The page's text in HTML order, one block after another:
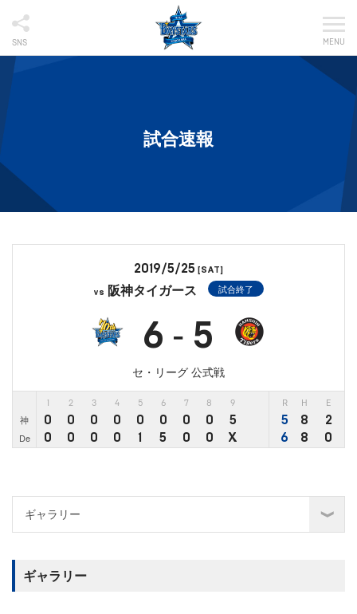
SNS MENU
試合速報
2019/5/25 [SAT]
vs 阪神タイガース 試合終了
6 - 5
セ・リーグ 公式戦
2 3 4 5 6 7 8 9 R H E
神 0 0 0 0 0 0 0 0 5 5 8 2
De 0 0 0 0 1 5 0 0 X 6 8 0
ギャラリー